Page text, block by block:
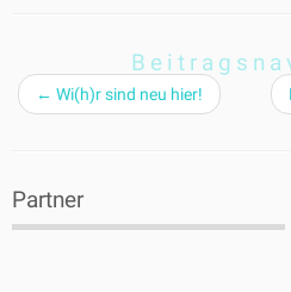
← Wi(h)r sind neu hier!
Partner